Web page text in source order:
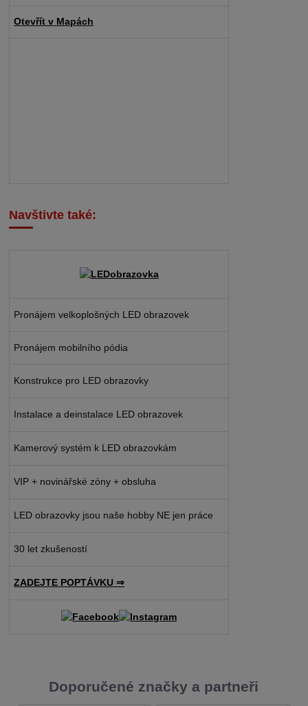
Otevřít v Mapách
Navštivte také:
Pronájem velkoplošných LED obrazovek
Pronájem mobilního pódia
Konstrukce pro LED obrazovky
Instalace a deinstalace LED obrazovek
Kamerový systém k LED obrazovkám
VIP + novinářské zóny + obsluha
LED obrazovky jsou naše hobby NE jen práce
30 let zkušeností
ZADEJTE POPTÁVKU ⇒
Doporučené značky a partneři